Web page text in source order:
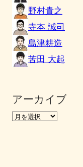
野村貴之
寺本 誠司
島津耕造
苦田 大起
アーカイブ